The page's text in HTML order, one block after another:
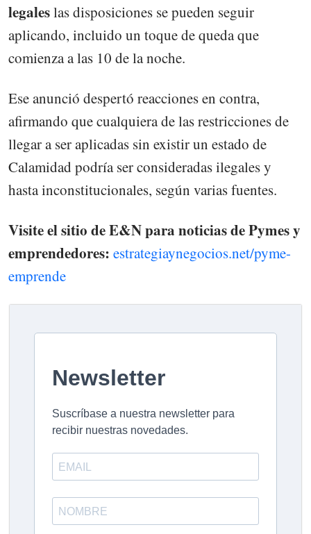
legaleslas disposiciones se pueden seguir
aplicando, incluido un toque de queda que
comienza a las 10 de la noche.
Ese anunció despertó reacciones en contra,
afirmando que cualquiera de las restricciones de
llegar a ser aplicadas sin existir un estado de
Calamidad podría ser consideradas ilegales y
hasta inconstitucionales, según varias fuentes.
Visite el sitio de E&N para noticias de Pymes y
emprendedores: estrategiaynegocios.net/pyme-
emprende